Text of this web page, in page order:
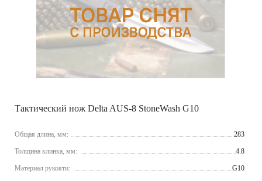
Тактический нож Delta AUS-8 StoneWash G10
Общая длина, мм: 283
Толщина клинка, мм: 4.8
Материал рукояти: G10